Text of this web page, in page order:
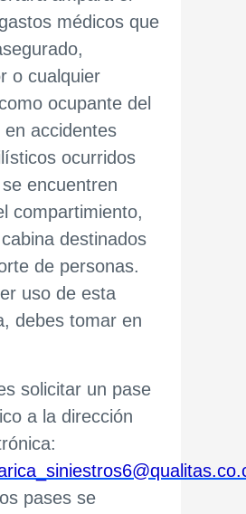
médicos que
o cualquier
ocupante del
accidentes
ocurridos
encuentren
compartimiento,
destinados
de personas.
uso de esta
debes tomar en
solicitar un pase
a la dirección
pases se